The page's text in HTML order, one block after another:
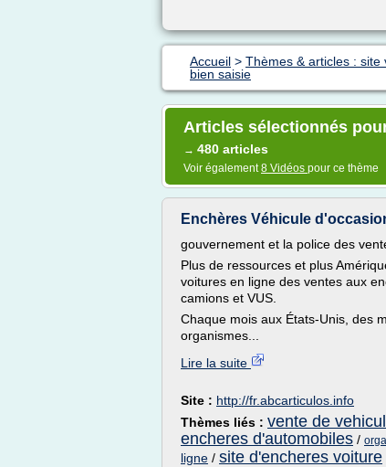
Accueil > Thèmes & articles : site
bien saisie
Articles sélectionnés
→ 480 articles
Voir également8 Vidéos pour ce thème
Enchères Véhicule
gouvernement et la police des
Plus de ressources et plus
voitures en ligne des ventes aux
camions et VUS.
Chaque mois aux États-Unis, des
organismes...
Lire la suite
Site : http://fr.abcarticulos.info
Thèmes liés : vente de
encheres d'automobiles /
ligne / site d'encheres voiture